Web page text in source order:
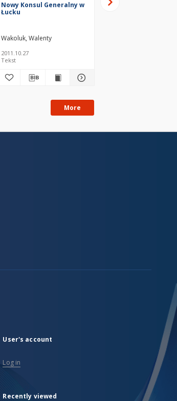
Nowy Konsul Generalny w
Łucku
Wakoluk, Walenty
2011.10.27
Tekst
Dzień Studenta po
More
User's account
Log in
Recently viewed